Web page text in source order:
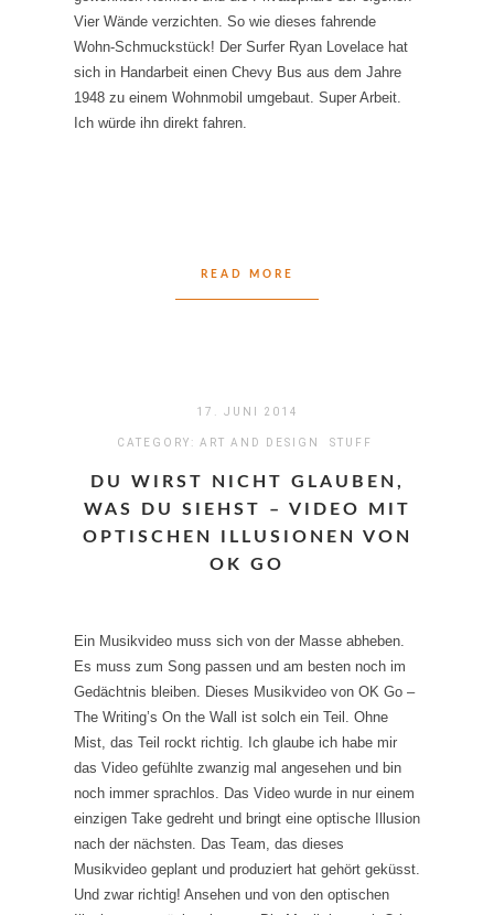
Vier Wände verzichten. So wie dieses fahrende
Wohn-Schmuckstück! Der Surfer Ryan Lovelace hat
sich in Handarbeit einen Chevy Bus aus dem Jahre
1948 zu einem Wohnmobil umgebaut. Super Arbeit.
Ich würde ihn direkt fahren.
READ MORE
17. JUNI 2014
CATEGORY: ART AND DESIGN STUFF
DU WIRST NICHT GLAUBEN,
WAS DU SIEHST – VIDEO MIT
OPTISCHEN ILLUSIONEN VON
OK GO
Ein Musikvideo muss sich von der Masse abheben.
Es muss zum Song passen und am besten noch im
Gedächtnis bleiben. Dieses Musikvideo von OK Go –
The Writing’s On the Wall ist solch ein Teil. Ohne
Mist, das Teil rockt richtig. Ich glaube ich habe mir
das Video gefühlte zwanzig mal angesehen und bin
noch immer sprachlos. Das Video wurde in nur einem
einzigen Take gedreht und bringt eine optische Illusion
nach der nächsten. Das Team, das dieses
Musikvideo geplant und produziert hat gehört geküsst.
Und zwar richtig! Ansehen und von den optischen